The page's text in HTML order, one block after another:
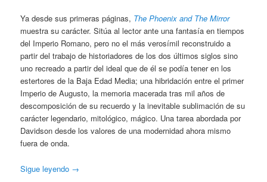
Ya desde sus primeras páginas, The Phoenix and The Mirror
muestra su carácter. Sitúa al lector ante una fantasía en tiempos
del Imperio Romano, pero no el más verosímil reconstruido a
partir del trabajo de historiadores de los dos últimos siglos sino
uno recreado a partir del ideal que de él se podía tener en los
estertores de la Baja Edad Media; una hibridación entre el primer
Imperio de Augusto, la memoria macerada tras mil años de
descomposición de su recuerdo y la inevitable sublimación de su
carácter legendario, mitológico, mágico. Una tarea abordada por
Davidson desde los valores de una modernidad ahora mismo
fuera de onda.
Sigue leyendo →